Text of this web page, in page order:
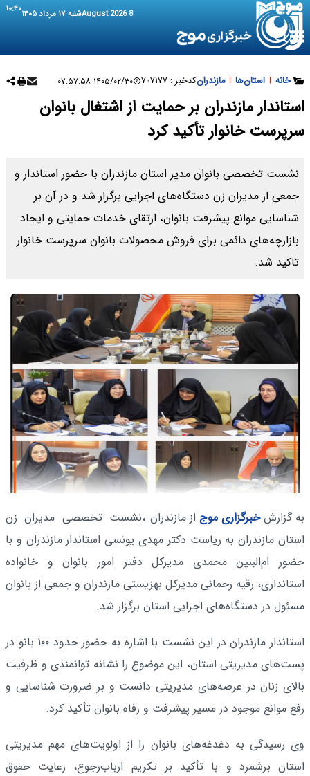
8 August 2026 شنبه ۱۷ مرداد ۱۴۰۵ ۱۰:۴۰
خانه | استان‌ها | مازندرانکدخبر : ۷۰۷۱۷۷ ۱۴۰۵/۰۲/۳۰ ۰۷:۵۷:۵۸
استاندار مازندران بر حمایت از اشتغال بانوان
سرپرست خانوار تأکید کرد
نشست تخصصی بانوان مدیر استان مازندران با حضور استاندار و
جمعی از مدیران زن دستگاه‌های اجرایی برگزار شد و در آن بر
شناسایی موانع پیشرفت بانوان، ارتقای خدمات حمایتی و ایجاد
بازارچه‌های دائمی برای فروش محصولات بانوان سرپرست خانوار
تاکید شد.
به گزارشخبرگزاری موج از مازندران ،نشست تخصصی مدیران زن
استان مازندران به ریاست دکتر مهدی یونسی استاندار مازندران و با
حضور ام‌البنین محمدی مدیرکل دفتر امور بانوان و خانواده
استانداری، رقیه رحمانی مدیرکل بهزیستی مازندران و جمعی از بانوان
مسئول در دستگاه‌های اجرایی استان برگزار شد.
استاندار مازندران در این نشست با اشاره به حضور حدود ۱۰۰ بانو در
پست‌های مدیریتی استان، این موضوع را نشانه توانمندی و ظرفیت
بالای زنان در عرصه‌های مدیریتی دانست و بر ضرورت شناسایی و
رفع موانع موجود در مسیر پیشرفت و رفاه بانوان تأکید کرد.
وی رسیدگی به دغدغه‌های بانوان را از اولویت‌های مهم مدیریتی
استان برشمرد و با تأکید بر تکریم ارباب‌رجوع، رعایت حقوق